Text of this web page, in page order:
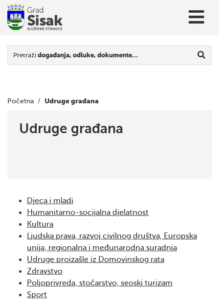
Pretraži događanja, odluke, dokumente…
Početna / Udruge građana
Udruge građana
Djeca i mladi
Humanitarno-socijalna djelatnost
Kultura
Ljudska prava, razvoj civilnog društva, Europska
unija, regionalna i međunarodna suradnja
Udruge proizašle iz Domovinskog rata
Zdravstvo
Poljoprivreda, stočarstvo, seoski turizam
Sport